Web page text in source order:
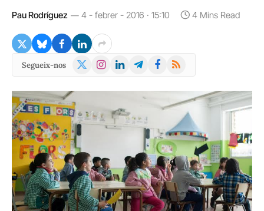
Pau Rodríguez 4 - febrer - 2016 · 15:10 4 Mins Read
Segueix-nos
X
Instagram
LinkedInTelegramFacebook
RSS